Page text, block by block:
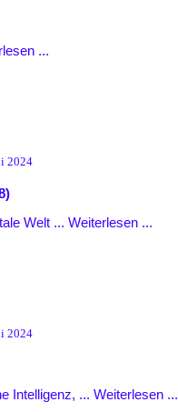
...
2024
Welt ... Weiterlesen ...
2024
Intelligenz, ... Weiterlesen ...